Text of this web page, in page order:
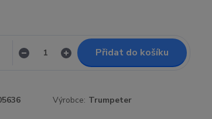
Přidat do košíku
Výrobce: Trumpeter